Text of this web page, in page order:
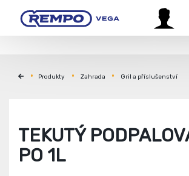
Produkty Zahrada Gril a příslušenství
TEKUTÝ
PO 1L